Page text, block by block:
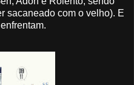
sacaneado com o velho). E